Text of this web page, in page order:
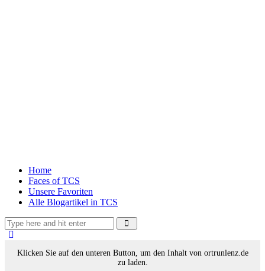
Home
Faces of TCS
Unsere Favoriten
Alle Blogartikel in TCS
Klicken Sie auf den unteren Button, um den Inhalt von ortrunlenz.de
zu laden.